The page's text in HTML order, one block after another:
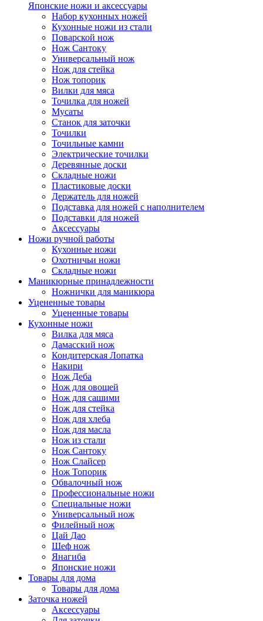
Японские ножи и аксессуары
Набор кухонных ножей
Кухонные ножи из стали
Поварской нож
Нож Сантоку
Универсальный нож
Нож для стейка
Нож топорик
Вилки для мяса
Точилка для ножей
Мусаты
Станок для заточки
Точилки
Точильные камни
Электрические точилки
Деревянные доски
Складные ножи
Пластиковые доски
Держатель для ножей
Подставка для ножей с наполнителем
Подставки для ножей
Аксессуары
Ножи ручной работы
Кухонные ножи
Охотничьи ножи
Складные ножи
Маникюрные принадлежности
Ножнички для маникюра
Уцененные товары
Уцененные товары
Кухонные ножи
Вилка для мяса
Дамасский нож
Кондитерская Лопатка
Накири
Нож Деба
Нож для овощей
Нож для сашими
Нож для стейка
Нож для хлеба
Нож для масла
Нож из стали
Нож Сантоку
Нож Слайсер
Нож Топорик
Обвалочный нож
Профессиональные ножи
Специальные ножи
Универсальный нож
Филейный нож
Цай Дао
Шеф нож
Янагиба
Японские ножи
Товары для дома
Товары для дома
Заточка ножей
Аксессуары